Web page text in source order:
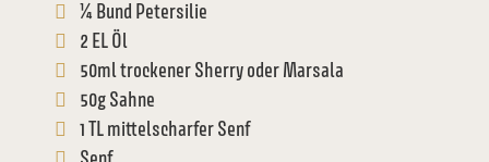
¼ Bund Petersilie
2 EL Öl
50ml trockener Sherry oder Marsala
50g Sahne
1 TL mittelscharfer Senf